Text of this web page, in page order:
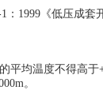
1999《低压成套
平均温度不得高于
。